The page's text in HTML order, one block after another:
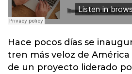
Hace pocos días se
tren más veloz de América
de un proyecto liderado